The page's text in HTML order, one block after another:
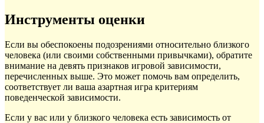
Инструменты оценки
Если вы обеспокоены подозрениями относительно близкого
человека (или своими собственными привычками), обратите
внимание на девять признаков игровой зависимости,
перечисленных выше. Это может помочь вам определить,
соответствует ли ваша азартная игра критериям
поведенческой зависимости.
Если у вас или у близкого человека есть зависимость от